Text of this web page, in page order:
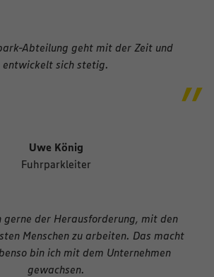
Abteilung geht mit der Zeit und
entwickelt sich stetig.
Uwe König
Fuhrparkleiter
gerne der Herausforderung, mit den
Menschen zu arbeiten. Das macht
bin ich mit dem Unternehmen
gewachsen.